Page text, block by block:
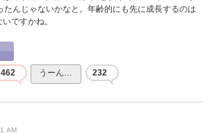
たんじゃないかなと。年齢的にも先に成長するのは
ですかね。
462 うーん… 232
AM